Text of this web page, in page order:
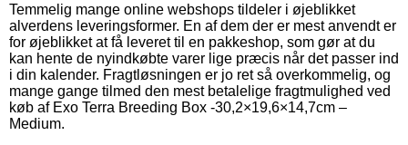
Temmelig mange online webshops tildeler i øjeblikket
alverdens leveringsformer. En af dem der er mest anvendt er
for øjeblikket at få leveret til en pakkeshop, som gør at du
kan hente de nyindkøbte varer lige præcis når det passer ind
i din kalender. Fragtløsningen er jo ret så overkommelig, og
mange gange tilmed den mest betalelige fragtmulighed ved
køb af Exo Terra Breeding Box -30,2×19,6×14,7cm –
Medium.